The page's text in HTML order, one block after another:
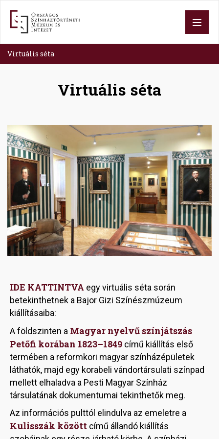
content
Virtuális séta
Virtuális séta
Image
IDE KATTINTVA egy virtuális séta során
betekinthetnek a Bajor Gizi Színészmúzeum
kiállításaiba:
A földszinten a Magyar nyelvű színjátszás
Petőfi korában 1823–1849 című kiállítás első
termében a reformkori magyar színházépületek
láthatók, majd egy korabeli vándortársulati színpad
mellett elhaladva a Pesti Magyar Színház
társulatának dokumentumai tekinthetők meg.
Az információs pulttól elindulva az emeletre a
Kulisszák között című állandó kiállítás